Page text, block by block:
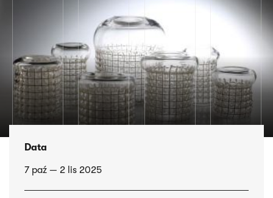
Data
7 paź — 2 lis 2025